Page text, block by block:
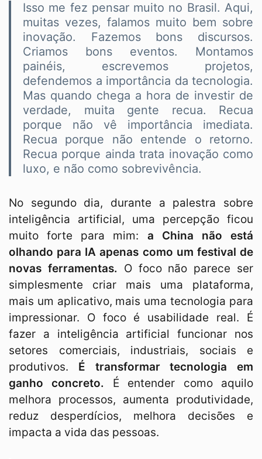
Isso me fez pensar muito no Brasil. Aqui,
muitas vezes, falamos muito bem sobre
inovação. Fazemos bons discursos.
Criamos bons eventos. Montamos
painéis, escrevemos projetos,
defendemos a importância da tecnologia.
Mas quando chega a hora de investir de
verdade, muita gente recua. Recua
porque não vê importância imediata.
Recua porque não entende o retorno.
Recua porque ainda trata inovação como
luxo, e não como sobrevivência.
No segundo dia, durante a palestra sobre
inteligência artificial, uma percepção ficou
muito forte para mim:
a China não está
olhando para IA apenas como um festival de
novas ferramentas. O foco não parece ser
simplesmente criar mais uma plataforma,
mais um aplicativo, mais uma tecnologia para
impressionar. O foco é usabilidade real. É
fazer a inteligência artificial funcionar nos
setores comerciais, industriais, sociais e
produtivos.
É transformar tecnologia em
ganho concreto.
É entender como aquilo
melhora processos, aumenta produtividade,
reduz desperdícios, melhora decisões e
impacta a vida das pessoas.